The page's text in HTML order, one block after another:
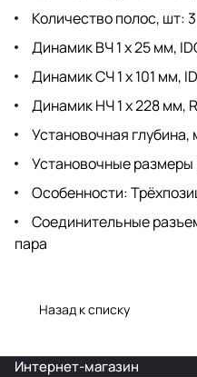
Количество полос, шт: 3
Динамик ВЧ 1 х 25 мм,
Динамик СЧ 1 х 101 мм,
Динамик НЧ 1 х 228 мм,
Установочная глубина,
Установочные
Особенности:
Соединительные
пара
Назад к списку
Интернет-магазин